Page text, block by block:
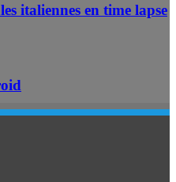
italiennes en time lapse